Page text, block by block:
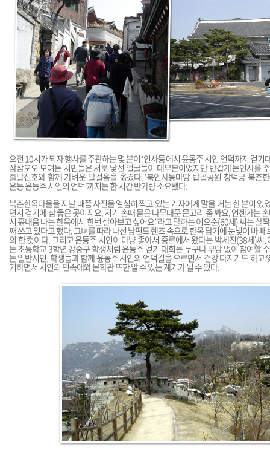
오전 10시가 되자 행사를 주관하는 몇 분이 ‘인사동에서 윤동주 시인 언덕까지 걷기
삼삼오오 모여든 시민들은 서로 낯선 얼굴들이 대부분이었지만 반갑게 눈인사를
출발신호와 함께 가벼운 발걸음을 옮겼다. '북인사동마당-탑골공원-창덕궁-북촌
운동 윤동주 시인의 언덕'까지는 한 시간 반가량 소요됐다.
북촌한옥마을을 지날 때쯤 사진을 열심히 찍고 있는 기자에게 말을 거는 한 분이 있
면서 걷기에 참 좋은 곳이지요. 저기 손때 묻은 나무대문 문고리 좀 봐요. 언젠가는
서 흙내음 나는 한옥에서 한번 살아보고 싶어요”라고 말하는 이오순(60세) 씨는 살
째 쓰고 있다고 했다. 그녀를 따라 나선 남편도 렌즈 속으로 한옥 담기에 눈빛이 바빠
의 한 컷이다. 그리고 윤동주 시인이 마냥 좋아서 종로에서 왔다는 박세진(38세)씨,
는 초등학교 3학년 강중구 학생처럼 윤동주 걷기 대회는 누구나 부담 없이 참여할
는 일반시민, 학생들과 함께 윤동주 시인의 언덕길을 오르면서 건강 다지기도 하고
기하면서 시인의 민족애와 문학관 또한 알 수 있는 계기가 될 수 있다.